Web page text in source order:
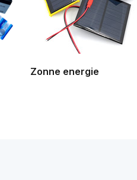
Zonne energie